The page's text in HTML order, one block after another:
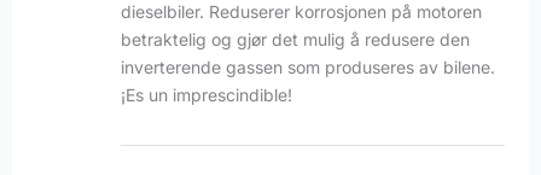
dieselbiler. Reduserer korrosjonen på motoren
betraktelig og gjør det mulig å redusere den
inverterende gassen som produseres av bilene.
¡Es un imprescindible!